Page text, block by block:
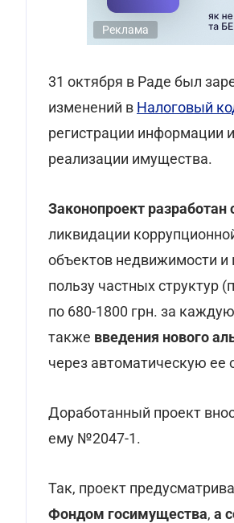
Реклама
31 октября в Раде был
изменений в Налоговый
регистрации информации
реализации имущества.
Законопроект разработан
ликвидации
объектов недвижимости и
пользу частных структур
по 680-1800 грн. за
также введения нового
через автоматическую ее
Доработанный проект
ему №2047-1.
Так, проект
Фондом госимущества, а